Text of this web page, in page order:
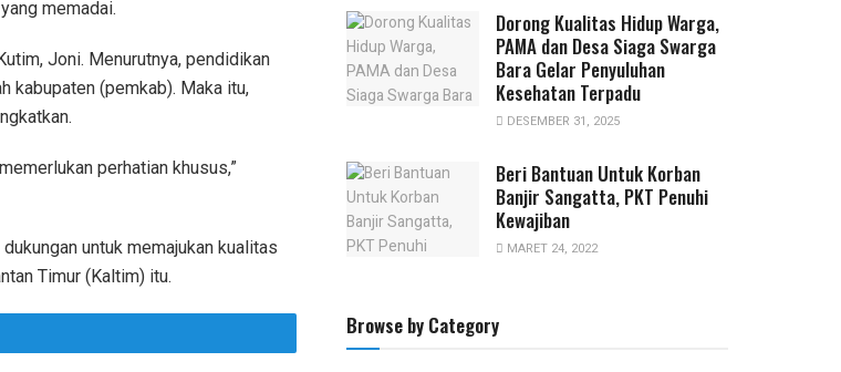
memadai.
Joni. Menurutnya, pendidikan
kabupaten (pemkab). Maka itu,
perhatian khusus,”
untuk memajukan kualitas
Timur (Kaltim) itu.
Dorong Kualitas Hidup Warga,
PAMA dan Desa Siaga Swarga
Bara Gelar Penyuluhan
Kesehatan Terpadu
DESEMBER 31, 2025
Beri Bantuan Untuk Korban
Banjir Sangatta, PKT Penuhi
Kewajiban
MARET 24, 2022
Browse by Category